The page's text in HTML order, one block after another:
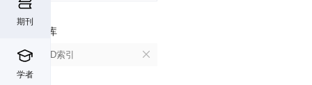
期刊
学者
数据库
CSCD索引